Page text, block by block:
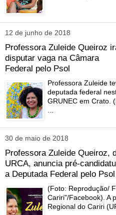
12 de junho de 2018
Professora Zuleide Queiroz
disputar vaga na Câmara
Federal pelo Psol
Professora Zuleide
deputada federal
GRUNEC em Crato.
30 de maio de 2018
Professora Zuleide Queiroz,
URCA, anuncia pré-
a Deputada Federal pelo Psol
(Foto: Reprodução/
Cariri"/Facebook). A
Regional do Cariri